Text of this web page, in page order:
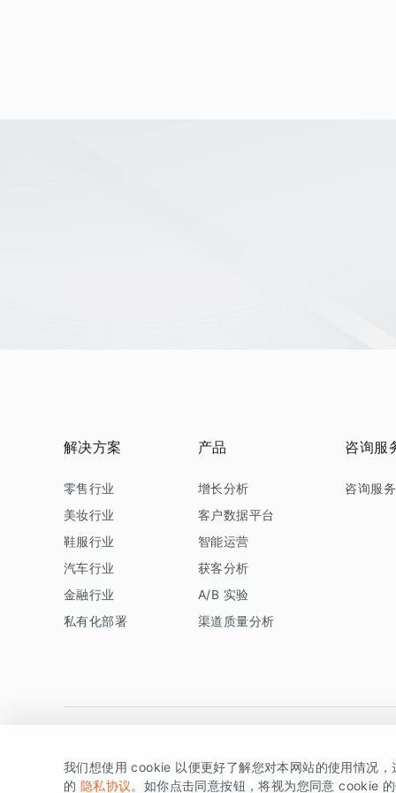
解决方案
零售行业
美妆行业
鞋服行业
汽车行业
金融行业
私有化部署
产品
增长分析
客户数据平台
智能运营
获客分析
A/B 实验
渠道质量分析
咨询服
咨询服务
版权所有 © 北京易数科技有限公司SDK相关说明 京ICP备
我们想使用 cookie 以便更好了解您对本网站的使用情况
的 隐私协议。如你点击同意按钮，将视为您同意 cookie 的